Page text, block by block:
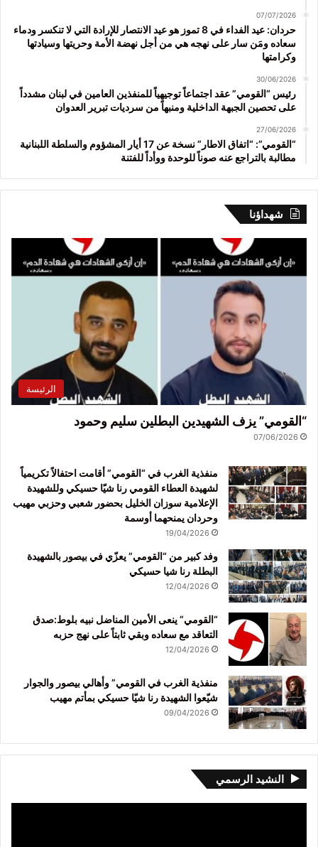
07/07/2026
حردان: عيد الفداء في 8 تموز هو عيد الانتصار للإرادة التي لا تنكسر ودماء
سعاده ومَن سار على نهجه هي من أجل نهضة الأمة وحريتها وسيادتها
وكرامتها
30/06/2026
رئيس “القومي” عقد اجتماعاً توجيهياً للمنفذين العامين في لبنان مشدداً
على تحصين الجبهة الداخلية ومنبهاً من سرديات تبرير العدوان
27/06/2026
“القومي”: “اتفاق الاطار” نسخة عن 17 أيار المشؤوم والسلطة اللبنانية
مطالبة بالتراجع عنه صوناً للوحدة ووأداً للفتنة
شهداؤنا
الرئيسة
“القومي” يزف الشهيدين البطلين سليم وحمود
07/06/2026
منفذية الغرب في “القومي” أقامت احتفالاً تكريمياً
لشهيدة العطاء القومي رنا شيّا حسيكي وللشهيدة
الإعلامية سوزان الخليل بحضور شعبي وحزبي مهيب
وحردان يمنحهما أوسمة
19/04/2026
وفد كبير من “القومي” يعزّي في بيصور بالشهيدة
البطلة رنا شيا حسيكي
12/04/2026
“القومي” ينعى الأمين المناضل نبيه بلوط:صدق
التعاقد مع سعاده وبقي ثابتاً على نهج حزبه
12/04/2026
منفذية الغرب في القومي” وأهالي بيصور والجوار
شيّعوا الشهيدة رنا شيّا حسيكي بمأتم مهيب
09/04/2026
النشيد الرسمي